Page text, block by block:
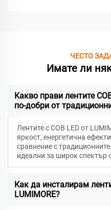
ЧЕСТО
Имате ли
Какво прави лентите
по-добри от
Лентите с COB LED от
яркост, енергетична
сравнение с
идеални за широк спектър
Как да инсталирам
LUMIMORE?